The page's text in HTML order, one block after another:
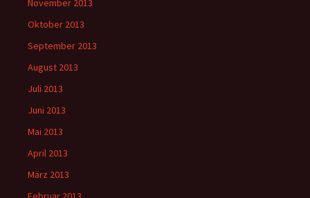
November 2013
Oktober 2013
September 2013
August 2013
Juli 2013
Juni 2013
Mai 2013
April 2013
März 2013